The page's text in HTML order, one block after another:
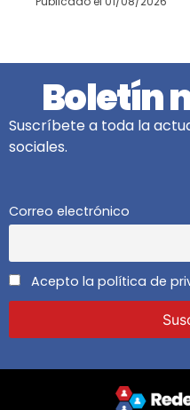
Boletín
Suscríbete a toda la
sociales.
Correo electrónico
Acepto la política de